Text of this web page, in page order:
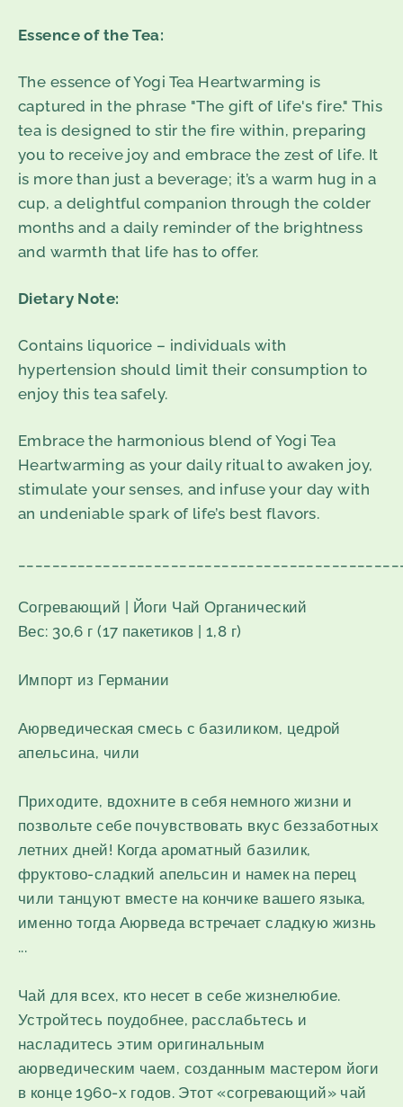
Essence of the Tea:
The essence of Yogi Tea Heartwarming is
captured in the phrase "The gift of life's fire." This
tea is designed to stir the fire within, preparing
you to receive joy and embrace the zest of life. It
is more than just a beverage; it’s a warm hug in a
cup, a delightful companion through the colder
months and a daily reminder of the brightness
and warmth that life has to offer.
Dietary Note:
Contains liquorice – individuals with
hypertension should limit their consumption to
enjoy this tea safely.
Embrace the harmonious blend of Yogi Tea
Heartwarming as your daily ritual to awaken joy,
stimulate your senses, and infuse your day with
an undeniable spark of life’s best flavors.
Согревающий | Йоги Чай Органический
Вес: 30,6 г (17 пакетиков | 1,8 г)
Импорт из Германии
Аюрведическая смесь с базиликом, цедрой
апельсина, чили
Приходите, вдохните в себя немного жизни и
позвольте себе почувствовать вкус беззаботных
летних дней! Когда ароматный базилик,
фруктово-сладкий апельсин и намек на перец
чили танцуют вместе на кончике вашего языка,
именно тогда Аюрведа встречает сладкую жизнь
...
Чай для всех, кто несет в себе жизнелюбие.
Устройтесь поудобнее, расслабьтесь и
насладитесь этим оригинальным
аюрведическим чаем, созданным мастером йоги
в конце 1960-х годов. Этот «согревающий» чай